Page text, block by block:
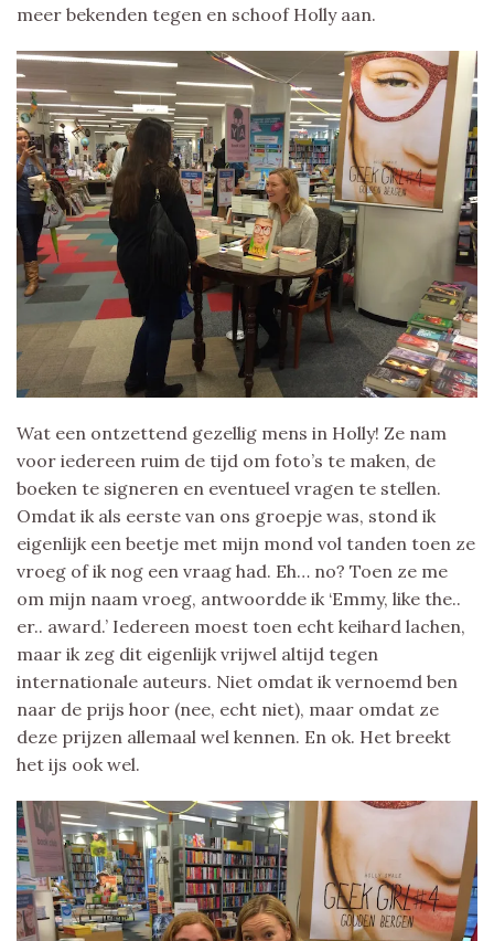
meer bekenden tegen en schoof Holly aan.
Wat een ontzettend gezellig mens in Holly! Ze nam
voor iedereen ruim de tijd om foto’s te maken, de
boeken te signeren en eventueel vragen te stellen.
Omdat ik als eerste van ons groepje was, stond ik
eigenlijk een beetje met mijn mond vol tanden toen ze
vroeg of ik nog een vraag had. Eh… no? Toen ze me
om mijn naam vroeg, antwoordde ik ‘Emmy, like the..
er.. award.’ Iedereen moest toen echt keihard lachen,
maar ik zeg dit eigenlijk vrijwel altijd tegen
internationale auteurs. Niet omdat ik vernoemd ben
naar de prijs hoor (nee, echt niet), maar omdat ze
deze prijzen allemaal wel kennen. En ok. Het breekt
het ijs ook wel.